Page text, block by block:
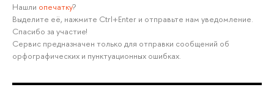
Нашли опечатку?
Выделите её, нажмите Ctrl+Enter и отправьте нам уведомление.
Спасибо за участие!
Сервис предназначен только для отправки сообщений об
орфографических и пунктуационных ошибках.